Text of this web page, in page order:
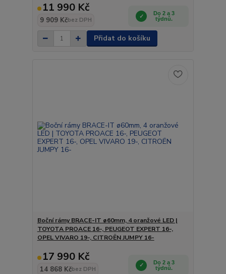
11 990 Kč
9 909 Kčbez DPH
Do 2 a 3
týdnů.
Přidat do košíku
Boční rámy BRACE-IT ø60mm, 4 oranžové LED |
TOYOTA PROACE 16-, PEUGEOT EXPERT 16-,
OPEL VIVARO 19-, CITROËN JUMPY 16-
17 990 Kč
14 868 Kčbez DPH
Do 2 a 3
týdnů.